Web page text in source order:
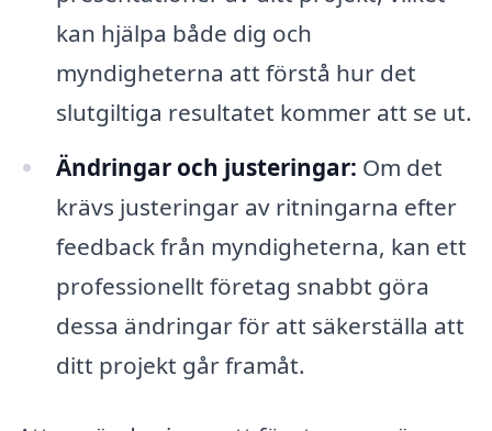
kan hjälpa både dig och
myndigheterna att förstå hur det
slutgiltiga resultatet kommer att se ut.
Ändringar och justeringar: Om det
krävs justeringar av ritningarna efter
feedback från myndigheterna, kan ett
professionellt företag snabbt göra
dessa ändringar för att säkerställa att
ditt projekt går framåt.